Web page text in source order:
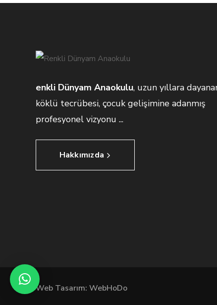
enkli Dünyam Anaokulu, uzun yıllara
köklü tecrübesi, çocuk gelişimine adanmış
profesyonel vizyonu ...
Hakkımızda
Web Tasarım: WebHoDo